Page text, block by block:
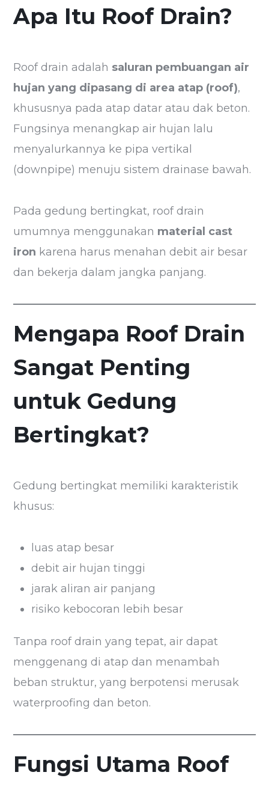
Apa Itu Roof Drain?
Roof drain adalah saluran pembuangan air
hujan yang dipasang di area atap (roof),
khususnya pada atap datar atau dak beton.
Fungsinya menangkap air hujan lalu
menyalurkannya ke pipa vertikal
(downpipe) menuju sistem drainase bawah.
Pada gedung bertingkat, roof drain
umumnya menggunakan material cast
iron karena harus menahan debit air besar
dan bekerja dalam jangka panjang.
Mengapa Roof Drain
Sangat Penting
untuk Gedung
Bertingkat?
Gedung bertingkat memiliki karakteristik
khusus:
luas atap besar
debit air hujan tinggi
jarak aliran air panjang
risiko kebocoran lebih besar
Tanpa roof drain yang tepat, air dapat
menggenang di atap dan menambah
beban struktur, yang berpotensi merusak
waterproofing dan beton.
Fungsi Utama Roof